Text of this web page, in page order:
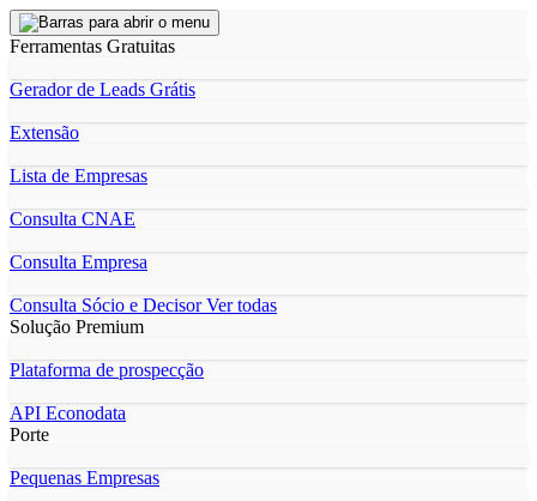
Ferramentas Gratuitas
Gerador de Leads Grátis
Extensão
Lista de Empresas
Consulta CNAE
Consulta Empresa
Consulta Sócio e DecisorVer todas
Solução Premium
Plataforma de prospecção
API Econodata
Porte
Pequenas Empresas